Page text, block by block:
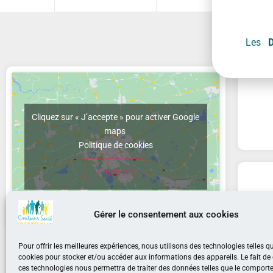
Gérer le consentement aux cookies
Pour offrir les meilleures expériences, nous utilisons des technologies telles
cookies pour stocker et/ou accéder aux informations des appareils. Le fait de
ces technologies nous permettra de traiter des données telles que le
Cliquez sur « J’accepte » pour activer Google
maps
Politique de cookies
J’accepte
Les